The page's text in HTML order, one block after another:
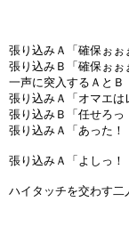
張り込みＡ「確保ぉぉ
張り込みＢ「確保ぉぉ
一声に突入するＡとＢ
張り込みＡ「オマエは
張り込みＢ「任せろっ
張り込みＡ「あった！
張り込みＡ「よしっ！
ハイタッチを交わす二